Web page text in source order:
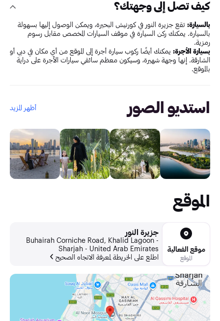
كيف تصل إلى وجهتك؟
بالسيارة: تقع جزيرة النور في كورنيش البحيرة، ويمكن الوصول إليها بسهولة
بالسيارة. يمكنك ركن السيارة في موقف السيارات المخصص مقابل رسوم
رمزية.
بسيارة الأجرة: يمكنك أيضًا ركوب سيارة أجرة إلى الموقع من أي مكان في دبي أو
الشارقة. إنها وجهة شهيرة، وسيكون معظم سائقي سيارات الأجرة على دراية
بالموقع.
استديو الصور أظهر المزيد
الموقع
موقع الفعالية
الموقع
جزيرة النور
Buhairah Corniche Road, Khalid Lagoon -
Sharjah - United Arab Emirates
اطلع على الخريطة لمعرفة الاتجاه الصحيح